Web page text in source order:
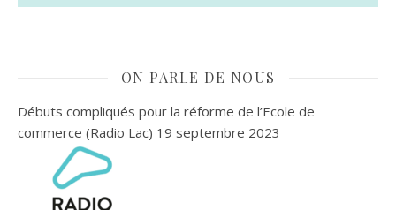
ON PARLE DE NOUS
Débuts compliqués pour la réforme de l’Ecole de
commerce (Radio Lac) 19 septembre 2023